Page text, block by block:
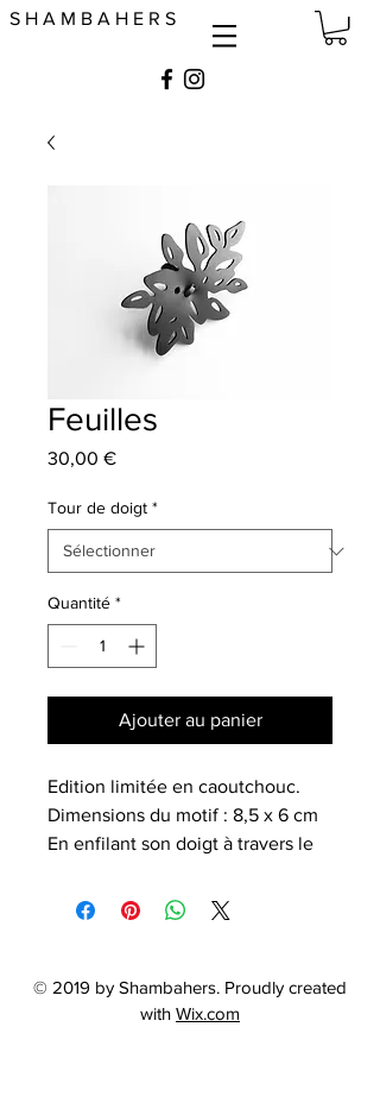
S H A M B A H E R S
Feuilles
30,00 €Prix
Tour de doigt *
Quantité *
Ajouter au panier
Edition limitée en caoutchouc.
Dimensions du motif : 8,5 x 6 cm
En enfilant son doigt à travers le
main un bouquet de feuilles
légère.
Besoin d'aide pour la taille?
© 2019 by Shambahers. Proudly created
with Wix.com